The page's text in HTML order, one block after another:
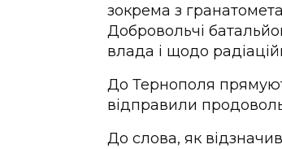
зокрема з
Добровольчі
влада і щодо
До Тернополя
відправили
До слова, як